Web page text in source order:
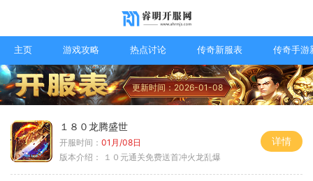
主页 游戏攻略 热点讨论 传奇新服表 传奇手游
更新时间：2026-01-08
１８０龙腾盛世
开服时间： 01月/08日
版本介绍：
１０元通关免费送首冲火龙乱爆
详情